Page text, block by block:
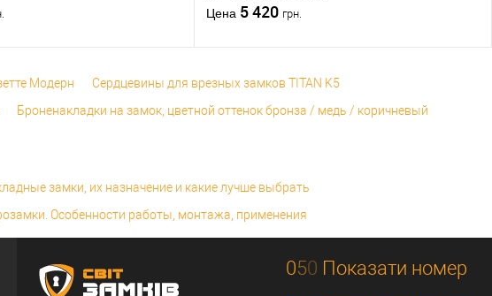
Цена 5 420 грн.
Модерн
Сердцевины для врезных замков TITAN K5
Броненакладки на замок, цветной оттенок бронза / медь / коричневый
замки, их назначение и какие лучше выбрать
Особенности работы, монтажа, применения
050 Показати номер